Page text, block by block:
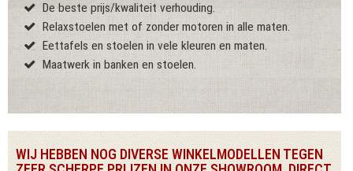
De beste prijs/kwaliteit verhouding.
Relaxstoelen met of zonder motoren in alle maten.
Eettafels en stoelen in vele kleuren en maten.
Maatwerk in banken en stoelen.
WIJ HEBBEN NOG DIVERSE WINKELMODELLEN TEGEN